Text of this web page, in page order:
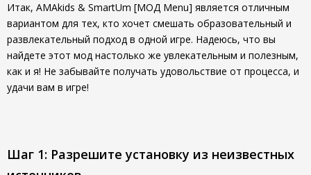
Итак, AMAkids & SmartUm [МОД Menu] является отличным
вариантом для тех, кто хочет смешать образовательный и
развлекательный подход в одной игре. Надеюсь, что вы
найдете этот мод настолько же увлекательным и полезным,
как и я! Не забывайте получать удовольствие от процесса, и
удачи вам в игре!
Шаг 1: Разрешите установку из неизвестных